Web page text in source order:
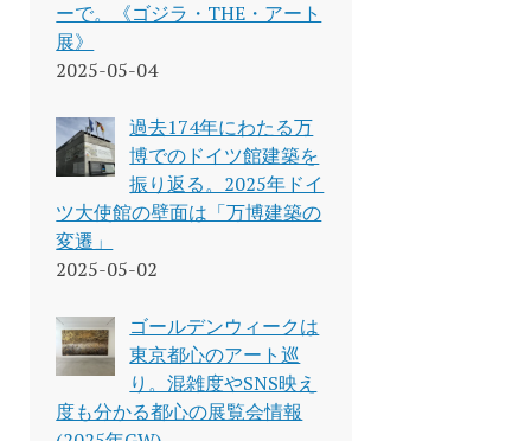
ーで。《ゴジラ・THE・アート
展》
2025-05-04
過去174年にわたる万
博でのドイツ館建築を
振り返る。2025年ドイ
ツ大使館の壁面は「万博建築の
変遷」
2025-05-02
ゴールデンウィークは
東京都心のアート巡
り。混雑度やSNS映え
度も分かる都心の展覧会情報